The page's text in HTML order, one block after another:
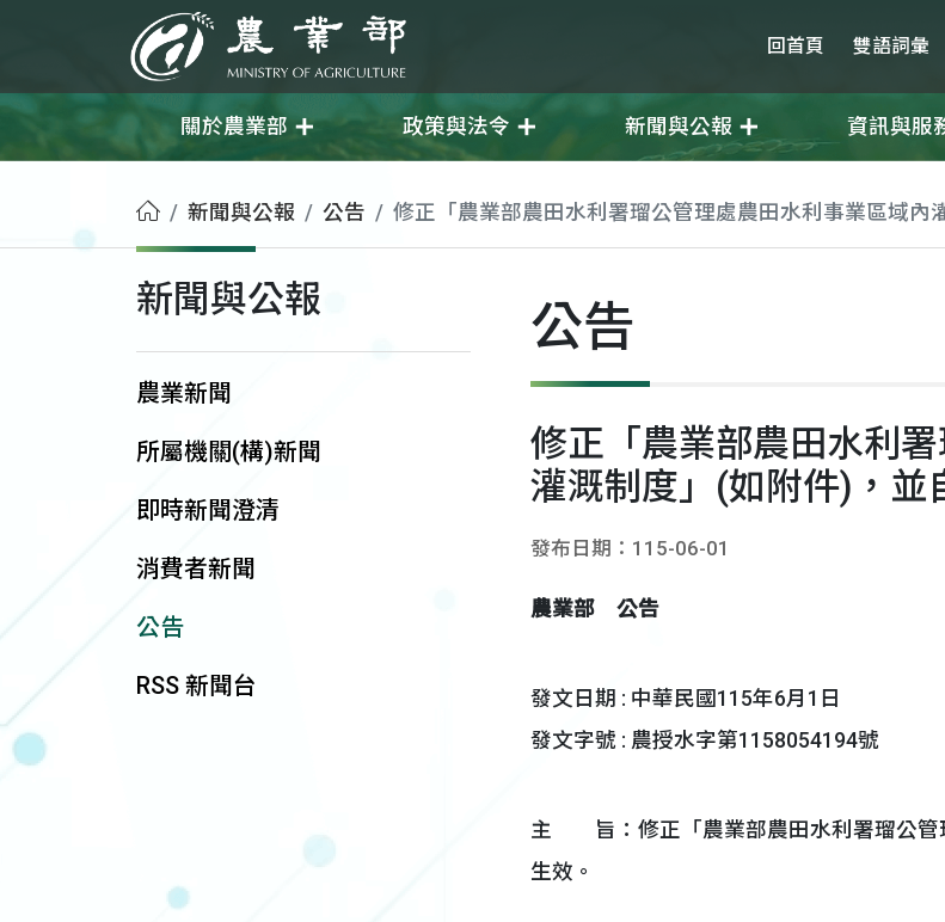
農業部 回首頁 雙語詞彙
關於農業部 政策與法令 新聞與公報 資訊與服
首頁新聞與公報 公告 修正「農業部農田水利署瑠公管理處農田水利事業區域內
新聞與公報
農業新聞
所屬機關(構)新聞
即時新聞澄清
消費者新聞
公告
RSS 新聞台
公告
修正「農業部農田水利
灌溉制度」(如附件)，並
發布日期：115-06-01
農業部 公告
發文日期 : 中華民國115年6月1日
發文字號 : 農授水字第1158054194號
主 旨：修正「農業部農田水利署瑠公管
生效。